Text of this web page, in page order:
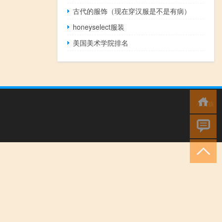
古代的服饰（现在穿汉服是不是有病）
honeyselect服装
美国美术学院排名
小男孩